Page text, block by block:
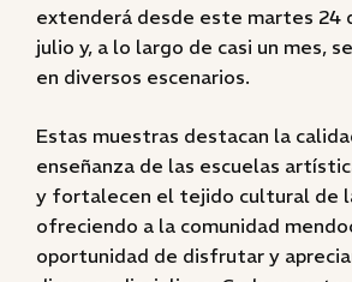
extenderá desde este martes 24
julio y, a lo largo de casi un mes,
en diversos escenarios.
Estas muestras destacan la
enseñanza de las escuelas
y fortalecen el tejido cultural de
ofreciendo a la comunidad
oportunidad de disfrutar y